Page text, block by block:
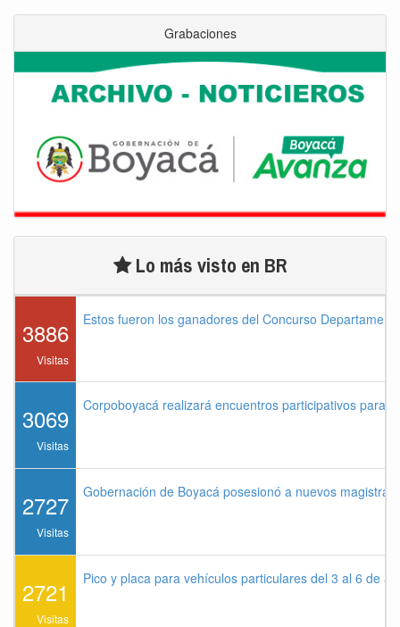
Grabaciones
Lo más visto en BR
3886
Visitas
Estos fueron los ganadores del Concurso
3069
Visitas
Corpoboyacá realizará encuentros participativos para
2727
Visitas
Gobernación de Boyacá posesionó a nuevos
2721
Visitas
Pico y placa para vehículos particulares del 3 al 6 de